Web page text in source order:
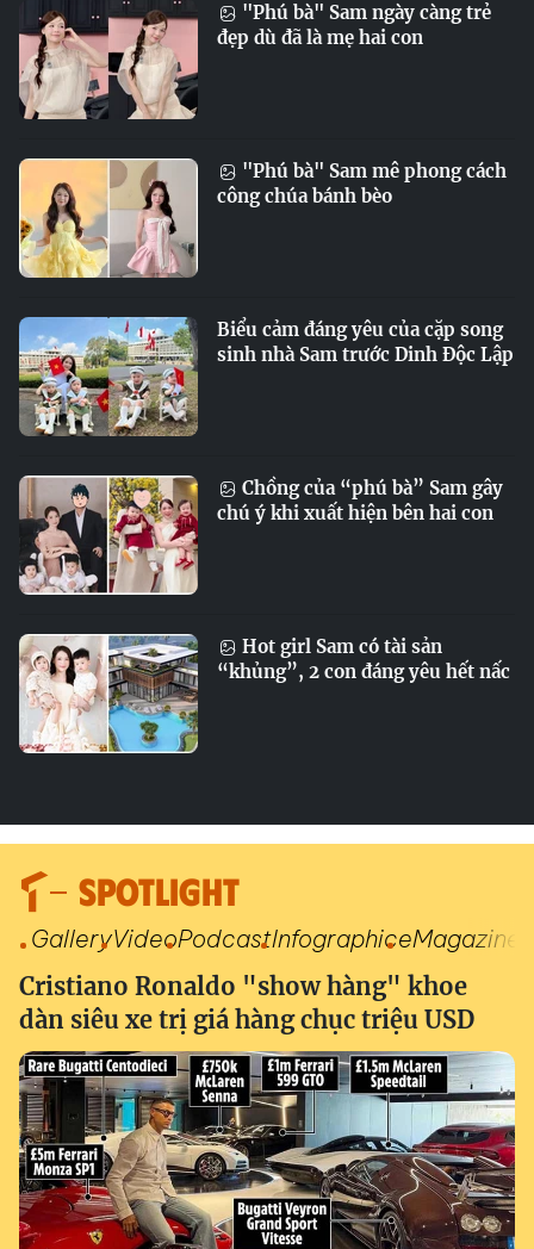
"Phú bà" Sam ngày càng trẻ
đẹp dù đã là mẹ hai con
"Phú bà" Sam mê phong cách
công chúa bánh bèo
Biểu cảm đáng yêu của cặp song
sinh nhà Sam trước Dinh Độc Lập
Chồng của “phú bà” Sam gây
chú ý khi xuất hiện bên hai con
Hot girl Sam có tài sản
“khủng”, 2 con đáng yêu hết nấc
SPOTLIGHT
GalleryVideoPodcastInfographiceMagazine
Cristiano Ronaldo "show hàng" khoe
dàn siêu xe trị giá hàng chục triệu USD